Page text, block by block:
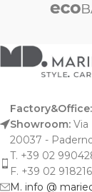
Factory&Office:
Showroom: Via
20037 -
T. +39 02
F. +39 02
M. info @